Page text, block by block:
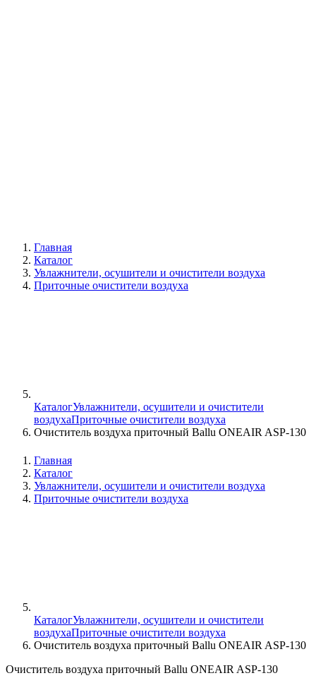
Главная
Каталог
Увлажнители, осушители и очистители воздуха
Приточные очистители воздуха
КаталогУвлажнители, осушители и очистители
воздухаПриточные очистители воздуха
Очиститель воздуха приточный Ballu ONEAIR ASP-130
Главная
Каталог
Увлажнители, осушители и очистители воздуха
Приточные очистители воздуха
КаталогУвлажнители, осушители и очистители
воздухаПриточные очистители воздуха
Очиститель воздуха приточный Ballu ONEAIR ASP-130
Очиститель воздуха приточный Ballu ONEAIR ASP-130